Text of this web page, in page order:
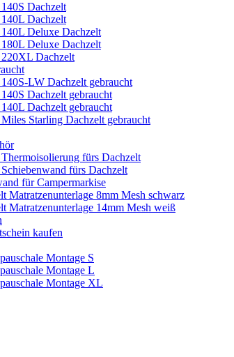
Dachzelt
Dachzelt
Deluxe Dachzelt
Deluxe Dachzelt
Dachzelt
LW Dachzelt gebraucht
Dachzelt gebraucht
Dachzelt gebraucht
Starling Dachzelt gebraucht
fürs Dachzelt
fürs Dachzelt
für Campermarkise
Matratzenunterlage 8mm Mesh schwarz
Matratzenunterlage 14mm Mesh weiß
kaufen
Montage S
Montage L
Montage XL